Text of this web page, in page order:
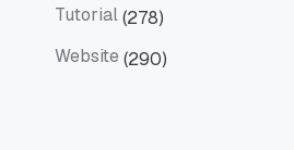
Tutorial(278)
Website (290)